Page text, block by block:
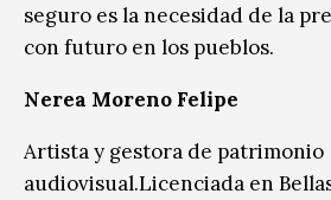
seguro es la necesidad de la
con futuro en los pueblos.
Nerea Moreno Felipe
Artista y gestora de patrimonio
audiovisual.Licenciada en